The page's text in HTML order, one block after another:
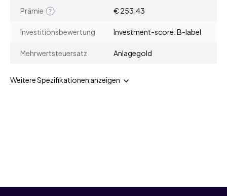
Prämie € 253,43
Investitionsbewertung Investment-score: B-label
Mehrwertsteuersatz Anlagegold
Weitere Spezifikationen anzeigen